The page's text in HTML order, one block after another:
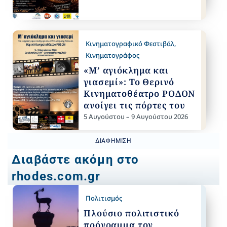
Κινηματογραφικό Φεστιβάλ,
Κινηματογράφος
«Μ’ αγιόκλημα και
γιασεμί»: Το Θερινό
Κινηματοθέατρο ΡΟΔΟΝ
ανοίγει τις πόρτες του
5 Αυγούστου – 9 Αυγούστου 2026
ΔΙΑΦΉΜΙΣΗ
Διαβάστε ακόμη στο
rhodes.com.gr
Πολιτισμός
Πλούσιο πολιτιστικό